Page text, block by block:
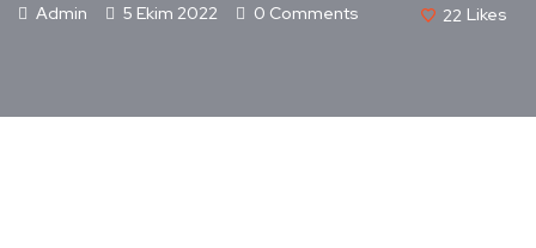
Admin 5 Ekim 2022 0 Comments 22 Likes